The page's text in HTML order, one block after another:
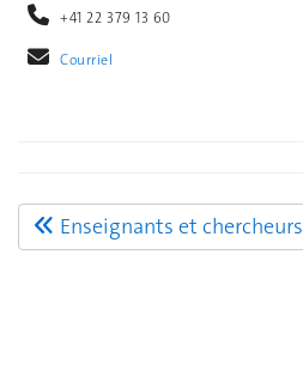
+41 22 379 13 60
Courriel
Enseignants et chercheurs